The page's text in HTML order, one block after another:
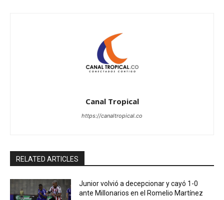
Canal Tropical
https://canaltropical.co
RELATED ARTICLES
Junior volvió a decepcionar y cayó 1-0
ante Millonarios en el Romelio Martínez